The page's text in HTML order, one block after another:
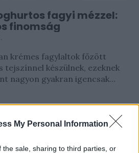
My Personal Information
the sale, sharing to third parties, or
fagyi mézzel:
finomság
krémes fagylaltok főzött
tejszínnel készülnek, ezeknek
nagyon gyakran igencsak...